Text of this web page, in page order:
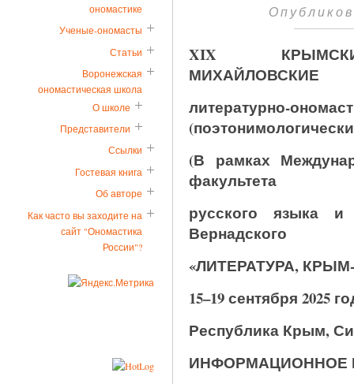
XIX
МИХАЙЛОВСКИЕ
литературно-
(В рамках
факультета
русского языка
Вернадского
«ЛИТЕРАТУРА,
15–19 сентября 2025
Республика Крым,
ИНФОРМАЦИОННОЕ
ономастике
Ученые-ономасты
Статьи
Воронежская
ономастическая школа
О школе
Представители
Ссылки
Гостевая книга
Об авторе
Как часто вы заходите на
сайт "Ономастика
России"?